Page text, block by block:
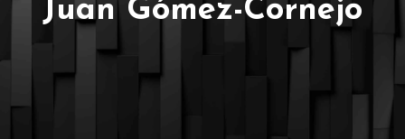
Juan Gómez-Cornejo